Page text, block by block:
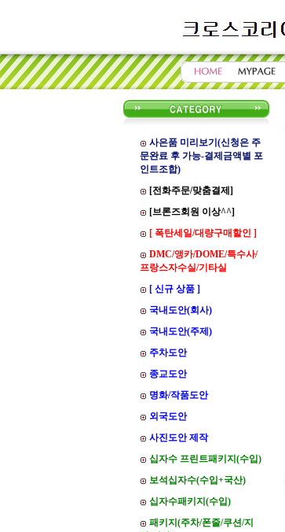
사은품 미리보기(신청은 주
문완료 후 가능-결제금액별 포
인트조합)
[전화주문/맞춤결제]
[브론즈회원 이상^^]
[ 폭탄세일/대량구매할인 ]
DMC/앵카/DOME/특수사/
프랑스자수실/기타실
[ 신규 상품 ]
국내도안(회사)
국내도안(주제)
주차도안
종교도안
명화/작품도안
외국도안
사진도안 제작
십자수 프린트패키지(수입)
보석십자수(수입+국산)
십자수패키지(수입)
패키지(주차/폰줄/쿠션/지